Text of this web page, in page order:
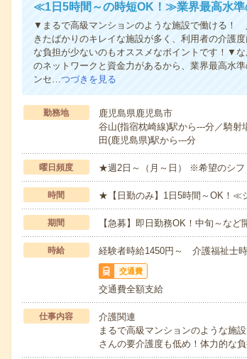
≪1日5時間～の時短OK！≫業界最高水準
▼まるで高級マンションのような施設で働ける！
きたばかりのキレイな施設が多く、利用者の介護
な負担が少ないのもオススメなポイントです！▼
のネットワークと資金力があるから、業界最高水
ンセ…つづきを見る
勤務地
鹿児島県鹿児島市
谷山(指宿枕崎線)駅から---分／騎射
田(鹿児島県)駅から---分
曜日頻度 ★週2日～（月～日） ※希望のシフ
時間 ★【日勤のみ】1日5時間～OK！≪
期間 【急募】即日勤務OK！中旬～な
時給 経験者時給1450円～ 介護福祉士
交通費
交通費全額支給
仕事内容
介護関連
まるで高級マンションのような施
さんの要介護度も低め！体力的な